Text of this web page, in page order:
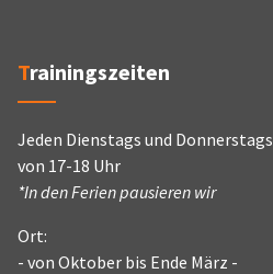
Trainingszeiten
Jeden Dienstags und Donnerstags
von 17-18 Uhr
*In den Ferien pausieren wir
Ort:
- von Oktober bis Ende März -